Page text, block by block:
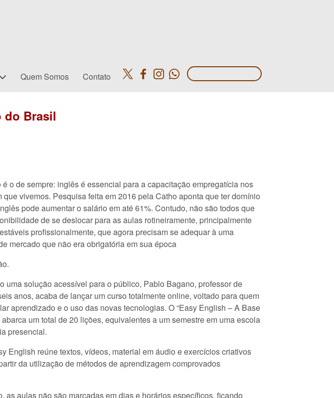
Quem Somos Contato
do Brasil
é o de sempre: inglês é essencial para a capacitação empregatícia nos
que vivemos. Pesquisa feita em 2016 pela Catho aponta que ter domínio
pode aumentar o salário em até 61%. Contudo, não são todos que
de se deslocar para as aulas rotineiramente, principalmente
profissionalmente, que agora precisam se adequar à uma
mercado que não era obrigatória em sua época
uma solução acessível para o público, Pablo Bagano, professor de
anos, acaba de lançar um curso totalmente online, voltado para quem
aprendizado e o uso das novas tecnologias. O “Easy English – A Base
abarca um total de 20 lições, equivalentes a um semestre em uma escola
presencial.
English reúne textos, vídeos, material em áudio e exercícios criativos
da utilização de métodos de aprendizagem comprovados
aulas não são marcadas em dias e horários específicos, ficando